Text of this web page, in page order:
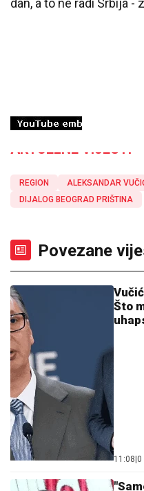
dan, a to ne radi Srbija -
PROČITAJTE
AKTUELNE VIJESTI
REGION ALEKSANDAR
DIJALOG BEOGRAD PRIŠTINA
Povezane
Što
11:08 0